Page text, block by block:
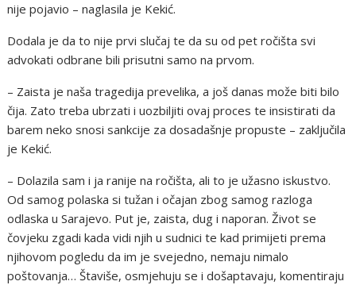
nije pojavio – naglasila je Kekić.
Dodala je da to nije prvi slučaj te da su od pet ročišta svi
advokati odbrane bili prisutni samo na prvom.
– Zaista je naša tragedija prevelika, a još danas može biti bilo
čija. Zato treba ubrzati i uozbiljiti ovaj proces te insistirati da
barem neko snosi sankcije za dosadašnje propuste – zaključila
je Kekić.
– Dolazila sam i ja ranije na ročišta, ali to je užasno iskustvo.
Od samog polaska si tužan i očajan zbog samog razloga
odlaska u Sarajevo. Put je, zaista, dug i naporan. Život se
čovjeku zgadi kada vidi njih u sudnici te kad primijeti prema
njihovom pogledu da im je svejedno, nemaju nimalo
poštovanja… Štaviše, osmjehuju se i došaptavaju, komentiraju